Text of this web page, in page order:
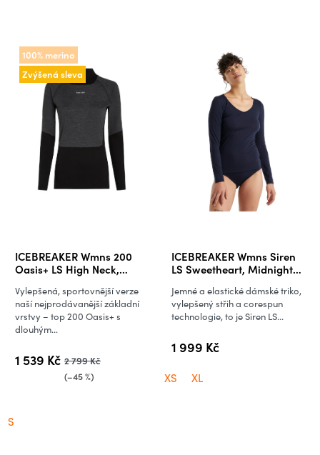
100% merino
Zvýšená sleva
ICEBREAKER Wmns 200
Oasis+ LS High Neck,
(vzorek)
1 539 Kč 2 799 Kč
(–45 %)
Vylepšená, sportovnější verze
naší nejprodávanější základní
vrstvy – top 200 Oasis+ s
dlouhým...
S
ICEBREAKER Wmns Siren
LS Sweetheart, Midnight
1 999 Kč
Jemné a elastické dámské triko,
vylepšený střih a corespun
technologie, to je Siren LS...
XS XL